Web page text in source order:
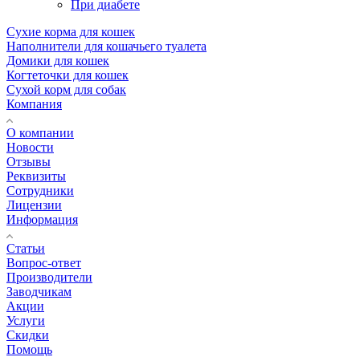
При диабете
Сухие корма для кошек
Наполнители для кошачьего туалета
Домики для кошек
Когтеточки для кошек
Сухой корм для собак
Компания
О компании
Новости
Отзывы
Реквизиты
Сотрудники
Лицензии
Информация
Статьи
Вопрос-ответ
Производители
Заводчикам
Акции
Услуги
Скидки
Помощь